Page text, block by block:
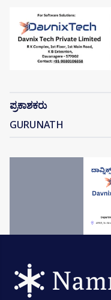
ಪ್ರಕಾಶಕರು
GURUNATH